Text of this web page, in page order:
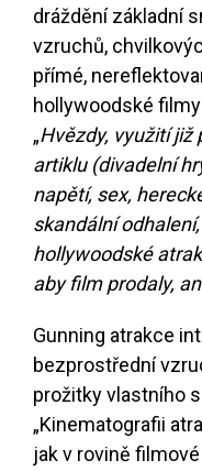
dráždění základní
vzruchů,
přímé,
hollywoodské
„Hvězdy, využití již
artiklu (divadelní
napětí, sex,
skandální
hollywoodské
aby film prodaly,
Gunning atrakce
bezprostřední
prožitky vlastního
„Kinematografii
jak v rovině